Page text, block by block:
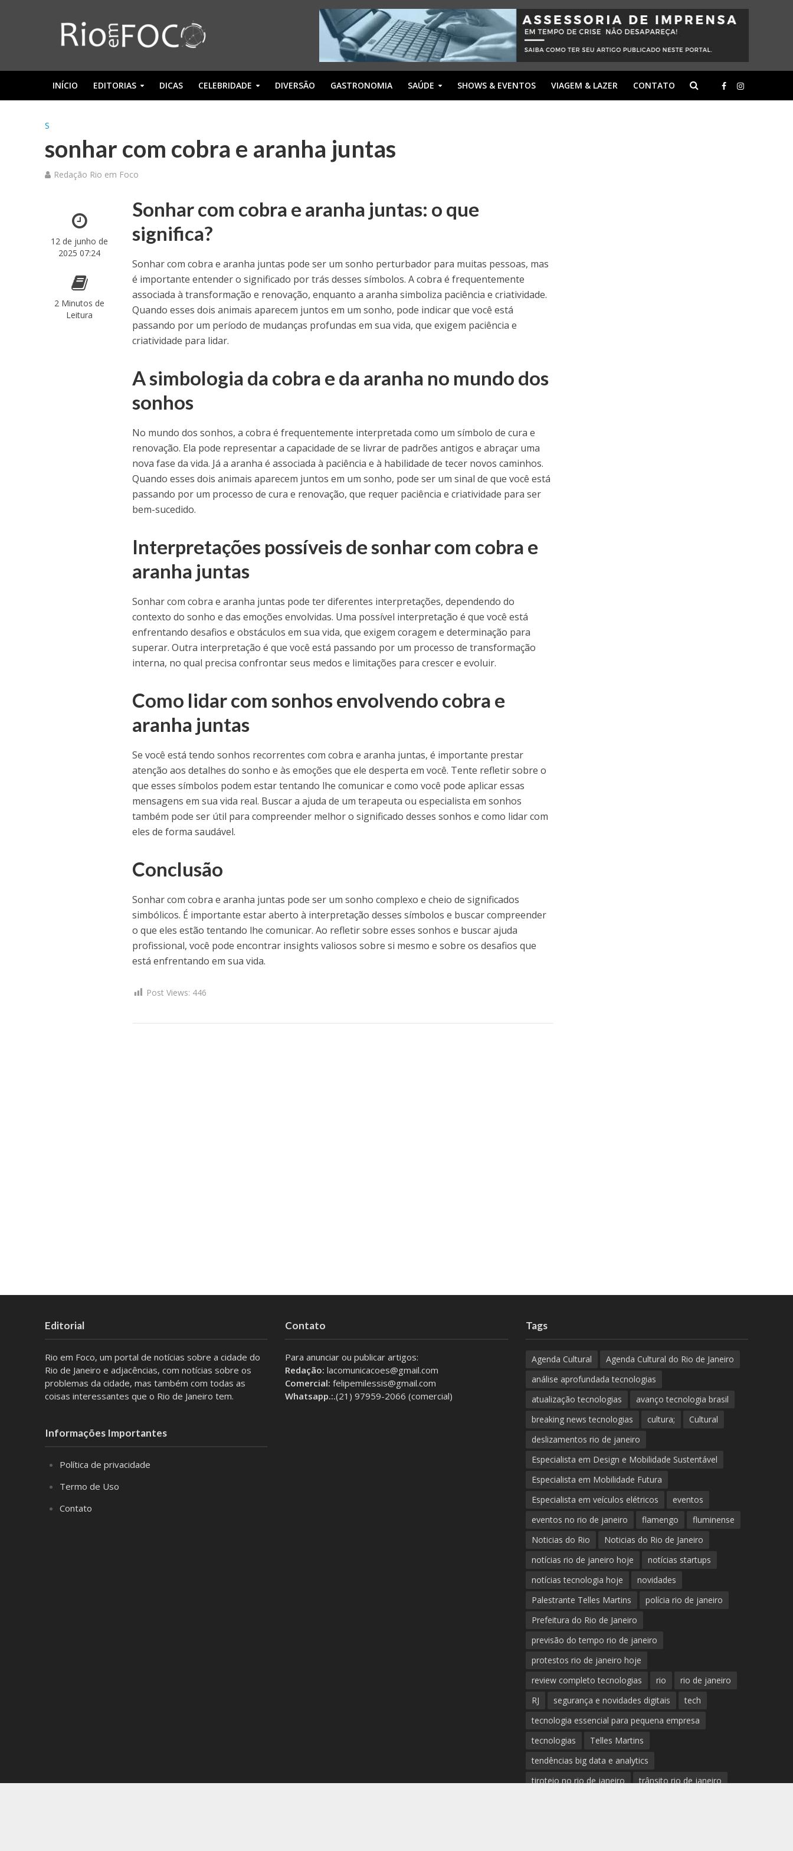
INÍCIO EDITORIAS DICAS CELEBRIDADE DIVERSÃO GASTRONOMIA SAÚDE SHOWS & EVENTOS VIAGEM & LAZER CONTATO
S
sonhar com cobra e aranha juntas
Redação Rio em Foco
12 de junho de
2025 07:24
2 Minutos de
Leitura
Sonhar com cobra e aranha juntas: o que
significa?
Sonhar com cobra e aranha juntas pode ser um sonho perturbador para muitas pessoas, mas
é importante entender o significado por trás desses símbolos. A cobra é frequentemente
associada à transformação e renovação, enquanto a aranha simboliza paciência e criatividade.
Quando esses dois animais aparecem juntos em um sonho, pode indicar que você está
passando por um período de mudanças profundas em sua vida, que exigem paciência e
criatividade para lidar.
A simbologia da cobra e da aranha no mundo dos
sonhos
No mundo dos sonhos, a cobra é frequentemente interpretada como um símbolo de cura e
renovação. Ela pode representar a capacidade de se livrar de padrões antigos e abraçar uma
nova fase da vida. Já a aranha é associada à paciência e à habilidade de tecer novos caminhos.
Quando esses dois animais aparecem juntos em um sonho, pode ser um sinal de que você está
passando por um processo de cura e renovação, que requer paciência e criatividade para ser
bem-sucedido.
Interpretações possíveis de sonhar com cobra e
aranha juntas
Sonhar com cobra e aranha juntas pode ter diferentes interpretações, dependendo do
contexto do sonho e das emoções envolvidas. Uma possível interpretação é que você está
enfrentando desafios e obstáculos em sua vida, que exigem coragem e determinação para
superar. Outra interpretação é que você está passando por um processo de transformação
interna, no qual precisa confrontar seus medos e limitações para crescer e evoluir.
Como lidar com sonhos envolvendo cobra e
aranha juntas
Se você está tendo sonhos recorrentes com cobra e aranha juntas, é importante prestar
atenção aos detalhes do sonho e às emoções que ele desperta em você. Tente refletir sobre o
que esses símbolos podem estar tentando lhe comunicar e como você pode aplicar essas
mensagens em sua vida real. Buscar a ajuda de um terapeuta ou especialista em sonhos
também pode ser útil para compreender melhor o significado desses sonhos e como lidar com
eles de forma saudável.
Conclusão
Sonhar com cobra e aranha juntas pode ser um sonho complexo e cheio de significados
simbólicos. É importante estar aberto à interpretação desses símbolos e buscar compreender
o que eles estão tentando lhe comunicar. Ao refletir sobre esses sonhos e buscar ajuda
profissional, você pode encontrar insights valiosos sobre si mesmo e sobre os desafios que
está enfrentando em sua vida.
Post Views: 446
Editorial
Rio em Foco, um portal de notícias sobre a cidade do
Rio de Janeiro e adjacências, com notícias sobre os
problemas da cidade, mas também com todas as
coisas interessantes que o Rio de Janeiro tem.
Informações Importantes
Política de privacidade
Termo de Uso
Contato
Contato
Para anunciar ou publicar artigos:
Redação: lacomunicacoes@gmail.com
Comercial: felipemilessis@gmail.com
Whatsapp.:.(21) 97959-2066 (comercial)
Tags
Agenda Cultural
Agenda Cultural do Rio de Janeiro
análise aprofundada tecnologias
atualização tecnologias
avanço tecnologia brasil
breaking news tecnologias
cultura;
Cultural
deslizamentos rio de janeiro
Especialista em Design e Mobilidade Sustentável
Especialista em Mobilidade Futura
Especialista em veículos elétricos
eventos
eventos no rio de janeiro
flamengo
fluminense
Noticias do Rio
Noticias do Rio de Janeiro
notícias rio de janeiro hoje
notícias startups
notícias tecnologia hoje
novidades
Palestrante Telles Martins
polícia rio de janeiro
Prefeitura do Rio de Janeiro
previsão do tempo rio de janeiro
protestos rio de janeiro hoje
review completo tecnologias
rio
rio de janeiro
RJ
segurança e novidades digitais
tech
tecnologia essencial para pequena empresa
tecnologias
Telles Martins
tendências big data e analytics
tiroteio no rio de janeiro
trânsito rio de janeiro